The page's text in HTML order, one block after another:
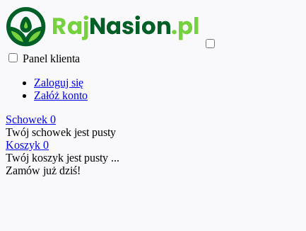
Panel klienta
Zaloguj się
Załóż konto
Schowek 0
Twój schowek jest pusty
Koszyk 0
Twój koszyk jest pusty ...
Zamów już dziś!